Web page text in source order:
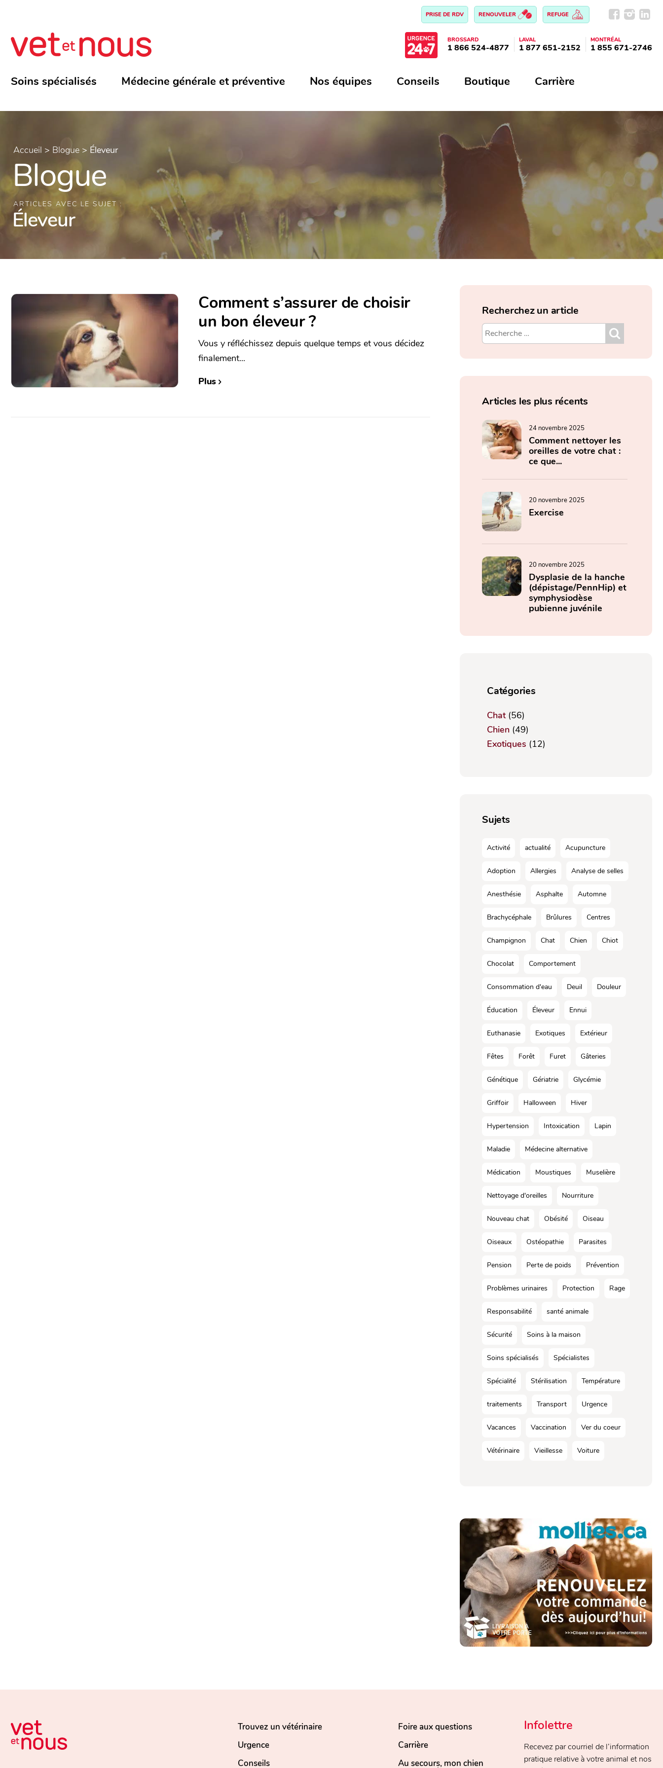
PRISE DE RDV RENOUVELER REFUGE
BROSSARD
1 866 524-4877
LAVAL
1 877 651-2152
MONTRÉAL
1 855 671-2746
Soins spécialisés Médecine générale et préventive Nos équipes Conseils Boutique Carrière
Accueil > Blogue > Éleveur
Blogue
ARTICLES AVEC LE SUJET :
Éleveur
Comment s’assurer de choisir
un bon éleveur ?
Vous y réfléchissez depuis quelque temps et vous décidez
finalement...
Plus
Recherchez un article
Articles les plus récents
24 novembre 2025
Comment nettoyer les
oreilles de votre chat :
ce que...
20 novembre 2025
Exercise
20 novembre 2025
Dysplasie de la hanche
(dépistage/PennHip) et
symphysiodèse
pubienne juvénile
Catégories
Chat(56)
Chien (49)
Exotiques (12)
Sujets
Activité actualité Acupuncture
Adoption Allergies Analyse de selles
Anesthésie Asphalte Automne
Brachycéphale Brûlures Centres
Champignon Chat Chien Chiot
Chocolat Comportement
Consommation d'eau Deuil Douleur
Éducation Éleveur Ennui
Euthanasie Exotiques Extérieur
Fêtes Forêt Furet Gâteries
Génétique Gériatrie Glycémie
Griffoir Halloween Hiver
Hypertension Intoxication Lapin
Maladie Médecine alternative
Médication Moustiques Muselière
Nettoyage d'oreilles Nourriture
Nouveau chat Obésité Oiseau
Oiseaux Ostéopathie Parasites
Pension Perte de poids Prévention
Problèmes urinaires Protection Rage
Responsabilité santé animale
Sécurité Soins à la maison
Soins spécialisés Spécialistes
Spécialité Stérilisation Température
traitements Transport Urgence
Vacances Vaccination Ver du coeur
Vétérinaire Vieillesse Voiture
Trouvez un vétérinaire
Urgence
Conseils
Foire aux questions
Carrière
Au secours, mon chien
Infolettre
Recevez par courriel de l’information
pratique relative à votre animal et nos